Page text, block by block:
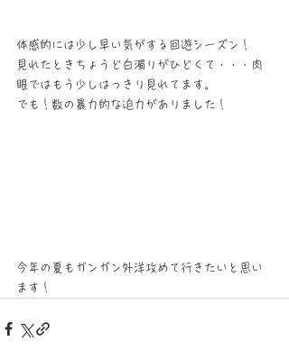
体感的には少し早い気がする回遊シーズン！
見れたときちょうど白濁りがひどくて・・・肉
眼ではもう少しはっきり見れてます。
でも！数の暴力的な迫力がありました！
今年の夏もガンガン外洋攻めて行きたいと思い
ます！